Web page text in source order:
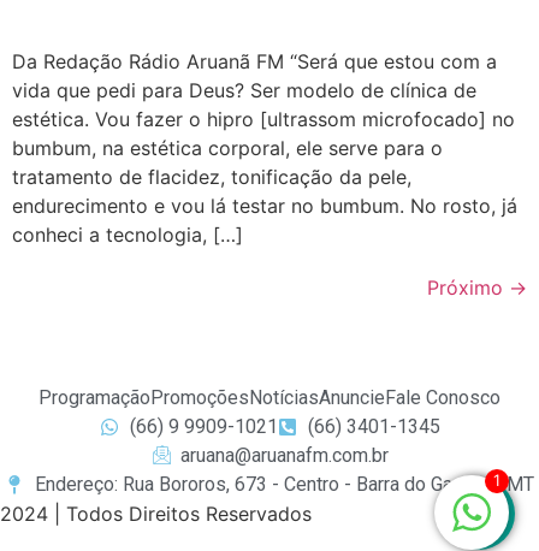
Da Redação Rádio Aruanã FM “Será que estou com a
vida que pedi para Deus? Ser modelo de clínica de
estética. Vou fazer o hipro [ultrassom microfocado] no
bumbum, na estética corporal, ele serve para o
tratamento de flacidez, tonificação da pele,
endurecimento e vou lá testar no bumbum. No rosto, já
conheci a tecnologia, […]
Próximo →
ProgramaçãoPromoçõesNotíciasAnuncieFale Conosco
(66) 9 9909-1021
(66) 3401-1345
aruana@aruanafm.com.br
Endereço: Rua Bororos, 673 - Centro - Barra do Garças / MT
2024 | Todos Direitos Reservados
1